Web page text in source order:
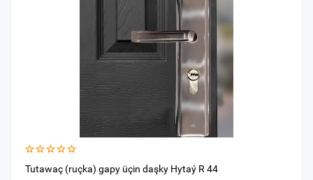
Tutawaç (ruçka) gapy üçin daşky Hytaý R 44